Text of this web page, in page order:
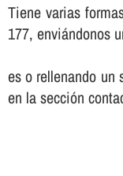
Tiene varias
177, enviándonos
es o rellenando un
en la sección